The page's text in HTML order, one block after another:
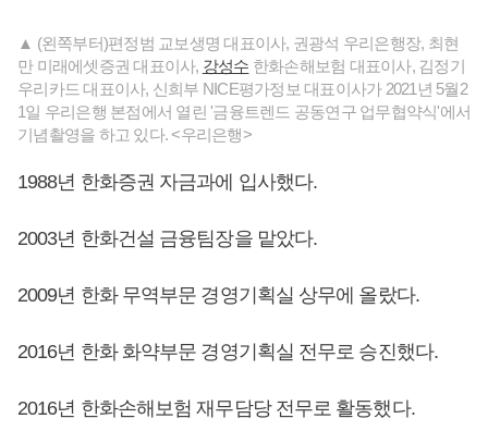
▲ (왼쪽부터)편정범 교보생명 대표이사, 권광석 우리은행장, 최현
만 미래에셋증권 대표이사, 강성수 한화손해보험 대표이사, 김정기
우리카드 대표이사, 신희부 NICE평가정보 대표이사가 2021년 5월2
1일 우리은행 본점에서 열린 '금융트렌드 공동연구 업무협약식'에서
기념촬영을 하고 있다. <우리은행>
1988년 한화증권 자금과에 입사했다.
2003년 한화건설 금융팀장을 맡았다.
2009년 한화 무역부문 경영기획실 상무에 올랐다.
2016년 한화 화약부문 경영기획실 전무로 승진했다.
2016년 한화손해보험 재무담당 전무로 활동했다.